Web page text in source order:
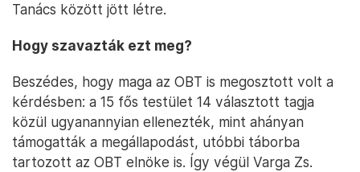
Tanács között jött létre.
Hogy szavazták ezt meg?
Beszédes, hogy maga az OBT is megosztott volt a
kérdésben: a 15 fős testület 14 választott tagja
közül ugyanannyian ellenezték, mint ahányan
támogatták a megállapodást, utóbbi táborba
tartozott az OBT elnöke is. Így végül Varga Zs.